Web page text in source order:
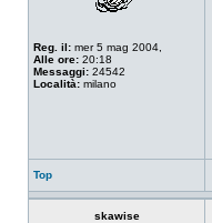
Reg. il: mer 5 mag 2004,
Alle ore: 20:18
Messaggi: 24542
Località: milano
Top
skawise